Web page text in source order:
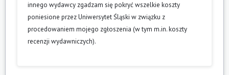
innego wydawcy zgadzam się pokryć wszelkie koszty
poniesione przez Uniwersytet Śląski w związku z
procedowaniem mojego zgłoszenia (w tym m.in. koszty
recenzji wydawniczych).